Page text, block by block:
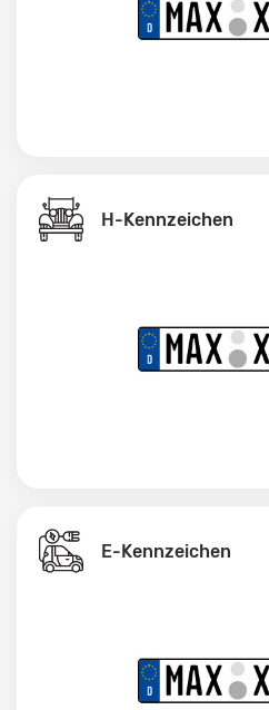
H-Kennzeichen
E-Kennzeichen